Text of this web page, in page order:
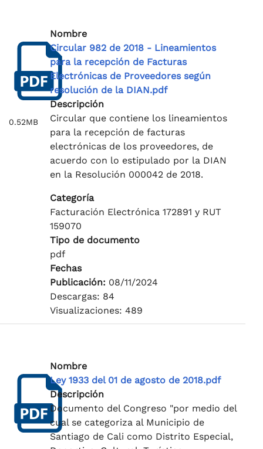
0.52MB
Nombre
Circular 982 de 2018 - Lineamientos
para la recepción de Facturas
Electrónicas de Proveedores según
resolución de la DIAN.pdf
Descripción
Circular que contiene los lineamientos
para la recepción de facturas
electrónicas de los proveedores, de
acuerdo con lo estipulado por la DIAN
en la Resolución 000042 de 2018.
Categoría
Facturación Electrónica 172891 y RUT
159070
Tipo de documento
pdf
Fechas
Publicación: 08/11/2024
Descargas: 84
Visualizaciones: 489
Nombre
Ley 1933 del 01 de agosto de 2018.pdf
Descripción
Documento del Congreso "por medio del
cual se categoriza al Municipio de
Santiago de Cali como Distrito Especial,